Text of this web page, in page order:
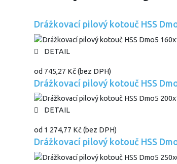
Drážkovací pilový kotouč HSS
DETAIL
od 745,27 Kč (bez DPH)
Drážkovací pilový kotouč HSS
DETAIL
od 1 274,77 Kč(bez DPH)
Drážkovací pilový kotouč HSS